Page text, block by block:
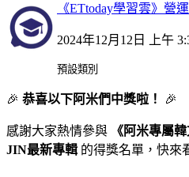
《ETtoday學習雲》營
2024年12月12日 上午
預設類別
🎉 恭喜以下阿米們中獎啦！ 🎉
感謝大家熱情參與 《阿米專屬
JIN最新專輯 的得獎名單，快來